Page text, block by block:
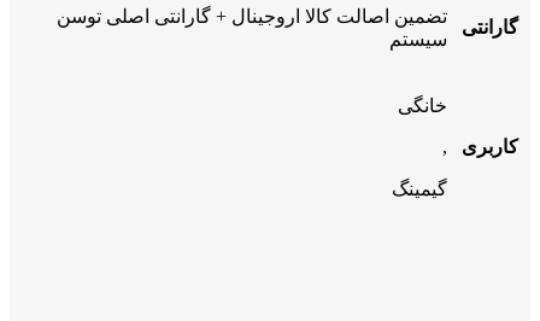
گارانتی
تضمین اصالت کالا اروجینال + گارانتی اصلی توسن
سیستم
کاربری
خانگی
,
گیمینگ